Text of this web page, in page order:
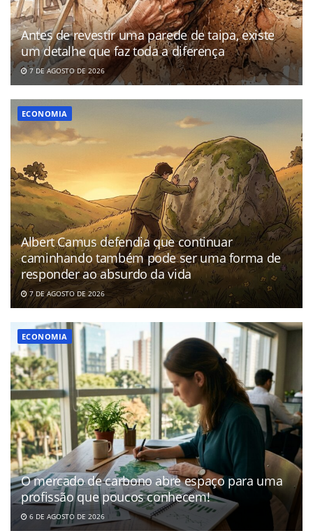
Antes de revestir uma parede de taipa, existe
um detalhe que faz toda a diferença
7 DE AGOSTO DE 2026
ECONOMIA
Albert Camus defendia que continuar
caminhando também pode ser uma forma de
responder ao absurdo da vida
7 DE AGOSTO DE 2026
ECONOMIA
O mercado de carbono abre espaço para uma
profissão que poucos conhecem!
6 DE AGOSTO DE 2026